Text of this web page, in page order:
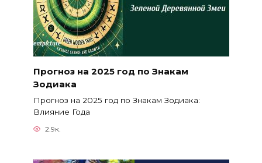
Прогноз на 2025 год по Знакам
Зодиака
Прогноз на 2025 год по Знакам Зодиака:
Влияние Года
2.9к.